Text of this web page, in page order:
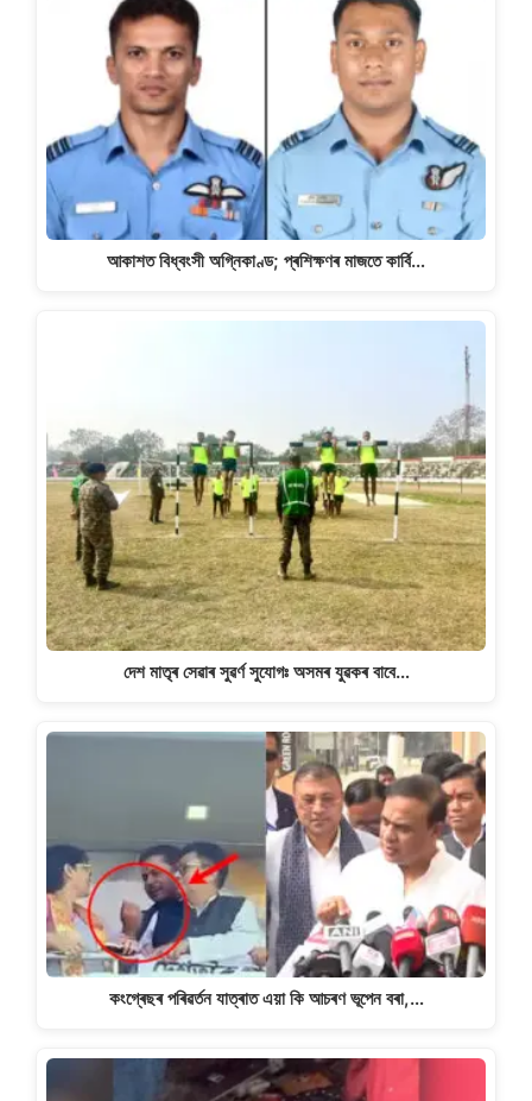
আকাশত বিধ্বংসী অগ্নিকাণ্ড; প্ৰশিক্ষণৰ মাজতে কাৰ্বি…
দেশ মাতৃৰ সেৱাৰ সুৱৰ্ণ সুযোগঃ অসমৰ যুৱকৰ বাবে…
কংগ্ৰেছৰ পৰিৱৰ্তন যাত্ৰাত এয়া কি আচৰণ ভূপেন বৰা,…